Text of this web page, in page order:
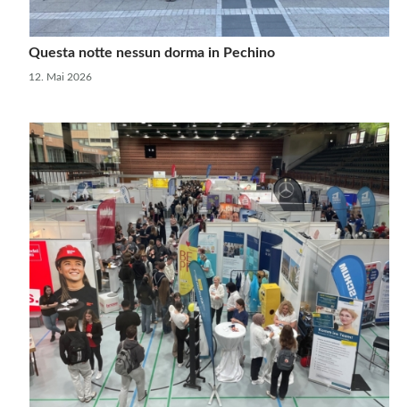
Questa notte nessun dorma in Pechino
12. Mai 2026